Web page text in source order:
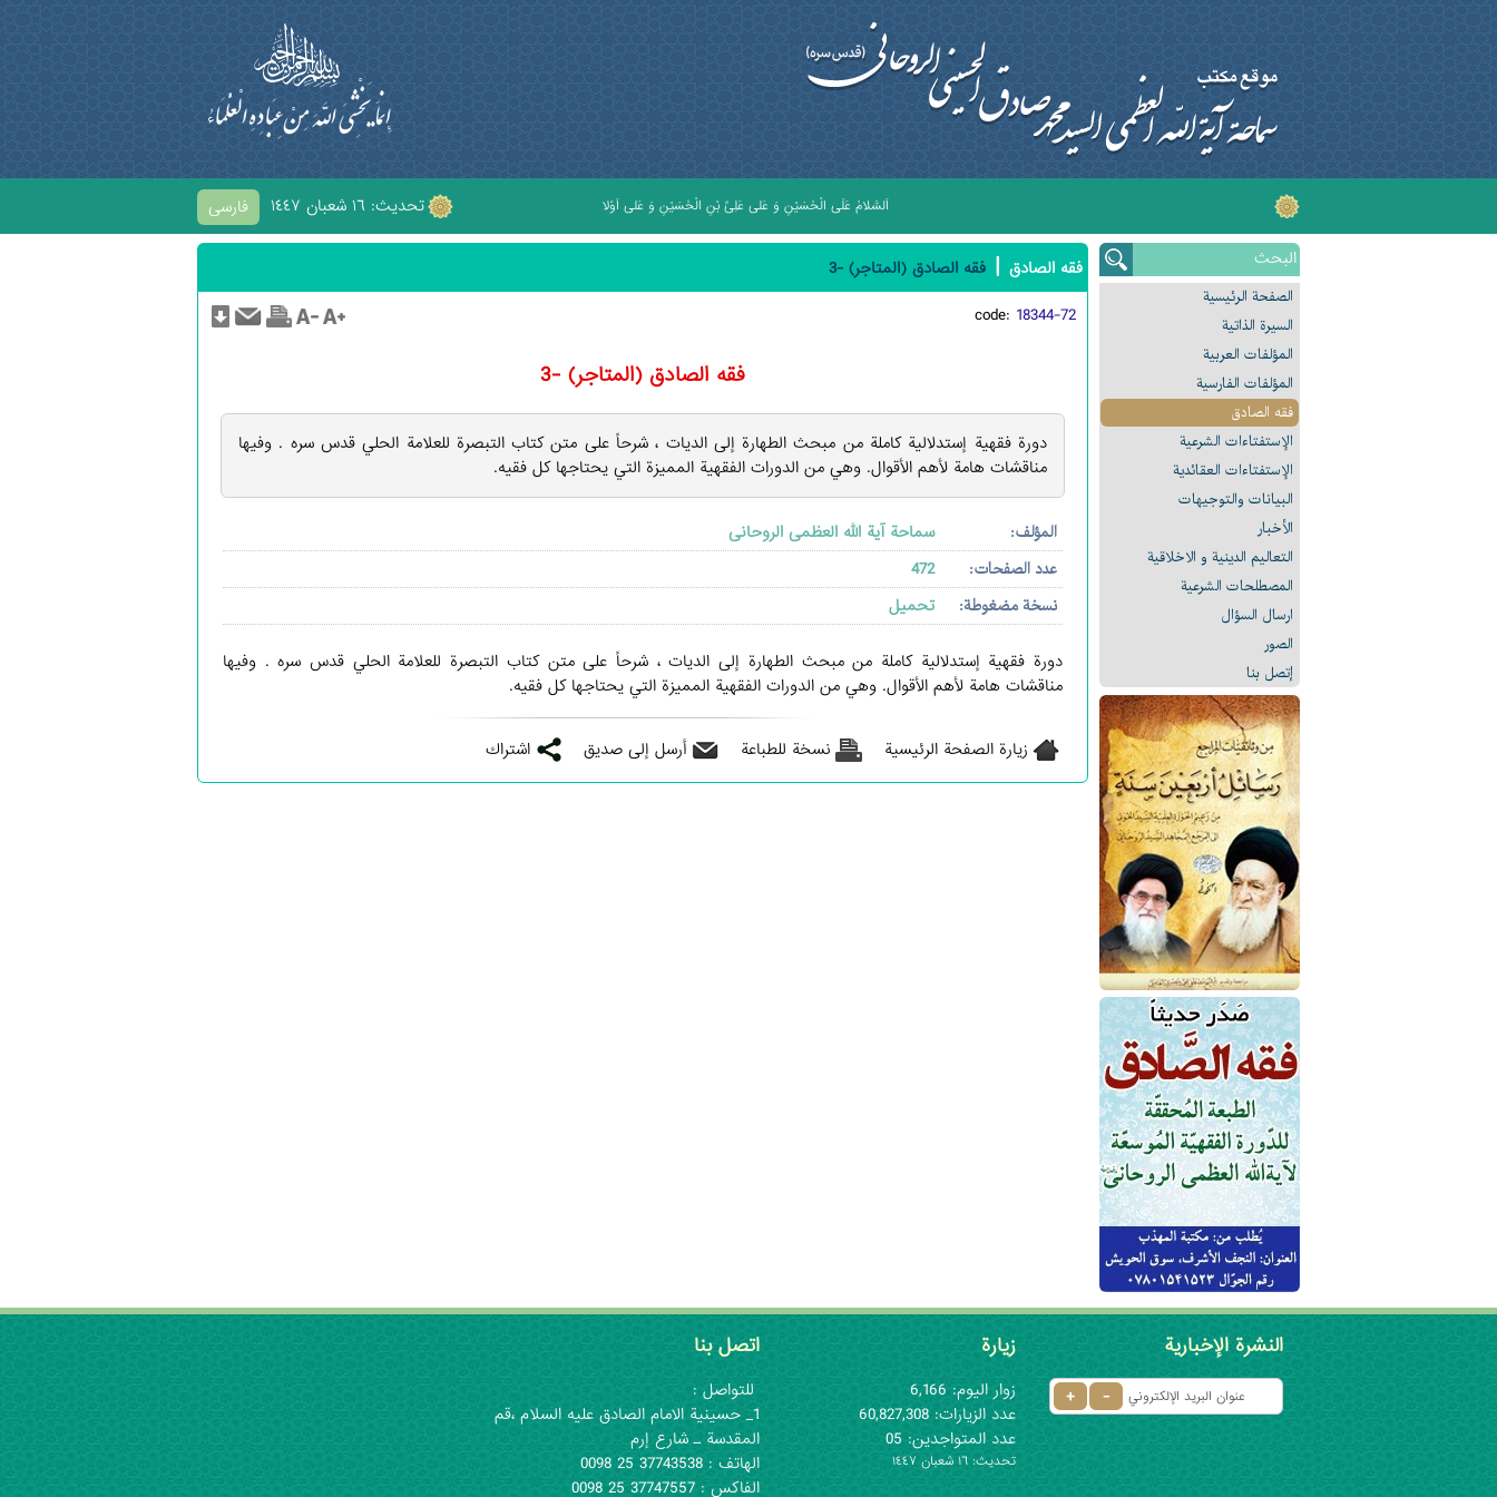
فارسی تحديث: ١٦ شعبان ١٤٤٧ اَلسَّلامُ عَلَى الْحُسَيْنِ وَ عَلى عَلِىِّ بْنِ الْحُسَيْنِ وَ عَلى اَوْلادِ الْحُسَيْنِ وَ عَلى اَصْحابِ الْحُسَيْنِ
الصفحة الرئیسیة
السیرة الذاتیة
المؤلفات العربیة
المؤلفات الفارسیة
فقه الصادق
الإستفتاءات الشرعیة
الإستفتاءات العقائدیة
البیانات والتوجيهات
الأخبار
التعالیم الدینیة و الاخلاقیة
المصطلحات الشرعیة
ارسال السؤال
الصور
إتصل بنا
فقه الصادق | فقه الصادق (المتاجر) -3
code: 18344-72
فقه الصادق (المتاجر) -3
دورة فقهية إستدلالية كاملة من مبحث الطهارة إلى الديات ، شرحاً على متن كتاب التبصرة للعلامة الحلي قدس سره . وفيها
مناقشات هامة لأهم الأقوال. وهي من الدورات الفقهية المميزة التي يحتاجها كل فقيه.
المؤلف:
سماحة آیة الله العظمی الروحانی
عدد الصفحات:
472
نسخة مضغوطة:
تحميل
دورة فقهية إستدلالية كاملة من مبحث الطهارة إلى الديات ، شرحاً على متن كتاب التبصرة للعلامة الحلي قدس سره . وفيها
مناقشات هامة لأهم الأقوال. وهي من الدورات الفقهية المميزة التي يحتاجها كل فقيه.
زيارة الصفحة الرئيسية نسخة للطباعة أرسل إلى صديق اشتراك
النشرة الإخبارية زيارة
زوار اليوم: 6,166
عدد الزيارات: 60,827,308
عدد المتواجدين: 05
تحديث: ١٦ شعبان ١٤٤٧
اتصل بنا
للتواصل :
1_ حسينية الامام الصادق عليه السلام ،قم
المقدسة ـ شارع إرم
الهاتف : 37743538 25 0098
الفاكس : 37747557 25 0098